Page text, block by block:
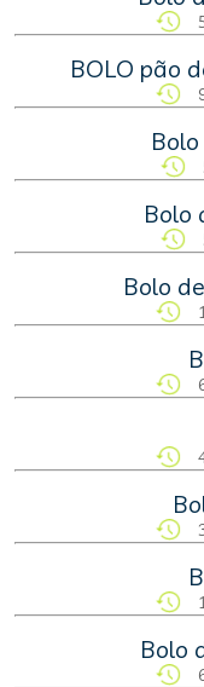
BOLO pão
Bolo
Bolo
Bolo